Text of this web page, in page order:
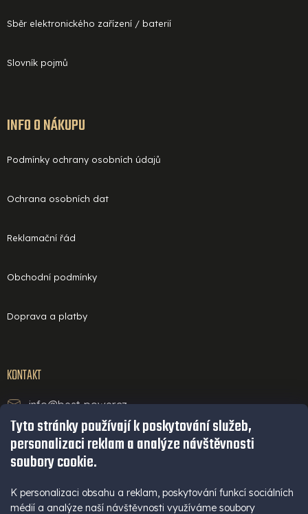
Tyto stránky používají k poskytování služeb,
personalizaci reklam a analýze návštěvnosti
soubory cookie.
K personalizaci obsahu a reklam, poskytování funkcí sociálních
médií a analýze naší návštěvnosti využíváme soubory
Sběr elektronického zařízení / baterií
Slovník pojmů
INFO O NÁKUPU
Podmínky ochrany osobních údajů
Ochrana osobních dat
Reklamační řád
Obchodní podmínky
Doprava a platby
KONTAKT
info@best-power.cz
technická podpora a servis
+420 771 234 568
+420 777 109 009
(Po - Pá 9-16 hod)